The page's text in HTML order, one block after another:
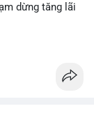
dừng tăng lãi